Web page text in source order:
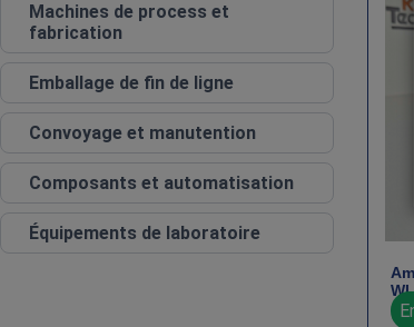
Machines de process et
fabrication
Emballage de fin de ligne
Convoyage et manutention
Composants et automatisation
Équipements de laboratoire